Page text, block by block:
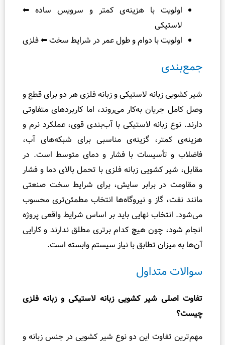
با هزینه‌ی کمتر و سرویس ساده ⬅
با دوام و طول عمر در شرایط سخت ⬅ فلزی
لاستیکی و زبانه فلزی هر دو برای قطع و
به‌کار می‌روند، اما کاربردهای متفاوتی
لاستیکی با آب‌بندی قوی، عملکرد نرم و
گزینه‌ی مناسبی برای شبکه‌های آب،
با فشار و دمای متوسط است. در
زبانه فلزی با تحمل بالای دما و فشار
برابر سایش، برای شرایط سخت صنعتی
و نیروگاه‌ها انتخاب مطمئن‌تری محسوب
نهایی باید بر اساس شرایط واقعی پروژه
هیچ کدام برتری مطلق ندارند و کارایی
تطابق با نیاز سیستم وابسته است.
کشویی زبانه لاستیکی و زبانه فلزی
این دو نوع شیر کشویی در جنس زبانه و